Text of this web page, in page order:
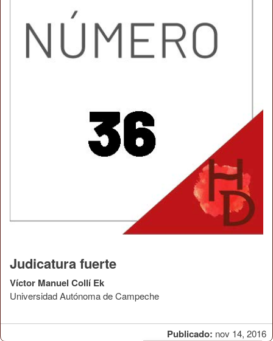
Publicado: nov 14, 2016
Judicatura fuerte
Víctor Manuel Collí Ek
Universidad Autónoma de Campeche